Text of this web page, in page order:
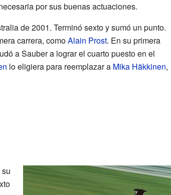
por sus buenas actuaciones.
de 2001. Terminó sexto y sumó un punto.
carrera, comoAlain Prost. En su primera
a Sauber a lograr el cuarto puesto en el
lo eligiera para reemplazar a Mika Häkkinen,